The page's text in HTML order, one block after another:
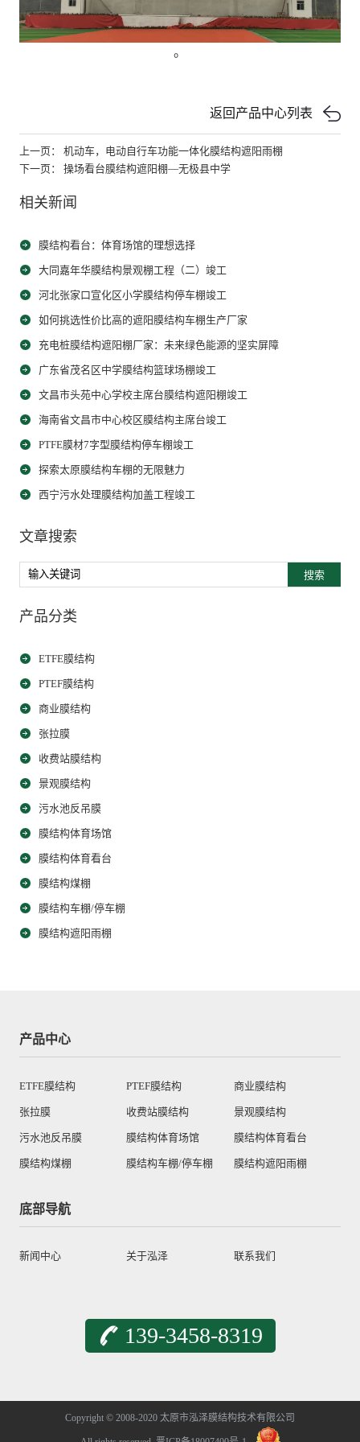
。
返回产品中心列表
上一页： 机动车，电动自行车功能一体化膜结构遮阳雨棚
下一页： 操场看台膜结构遮阳棚—无极县中学
相关新闻
膜结构看台：体育场馆的理想选择
大同嘉年华膜结构景观棚工程（二）竣工
河北张家口宣化区小学膜结构停车棚竣工
如何挑选性价比高的遮阳膜结构车棚生产厂家
充电桩膜结构遮阳棚厂家：未来绿色能源的坚实屏障
广东省茂名区中学膜结构篮球场棚竣工
文昌市头苑中心学校主席台膜结构遮阳棚竣工
海南省文昌市中心校区膜结构主席台竣工
PTFE膜材7字型膜结构停车棚竣工
探索太原膜结构车棚的无限魅力
西宁污水处理膜结构加盖工程竣工
文章搜索
搜索
产品分类
ETFE膜结构
PTEF膜结构
商业膜结构
张拉膜
收费站膜结构
景观膜结构
污水池反吊膜
膜结构体育场馆
膜结构体育看台
膜结构煤棚
膜结构车棚/停车棚
膜结构遮阳雨棚
产品中心
ETFE膜结构 PTEF膜结构 商业膜结构
张拉膜 收费站膜结构 景观膜结构
污水池反吊膜 膜结构体育场馆 膜结构体育看台
膜结构煤棚 膜结构车棚/停车棚 膜结构遮阳雨棚
底部导航
新闻中心 关于泓泽 联系我们
139-3458-8319
Copyright © 2008-2020 太原市泓泽膜结构技术有限公司